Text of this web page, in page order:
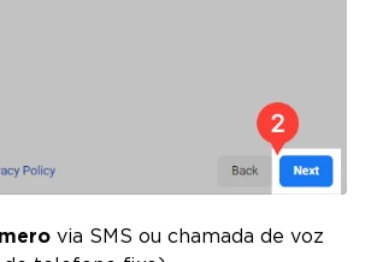
via SMS ou chamada de voz